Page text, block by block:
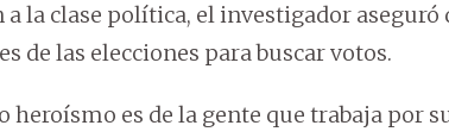
a la clase política, el investigador
de las elecciones para buscar votos.
heroísmo es de la gente que trabaja por